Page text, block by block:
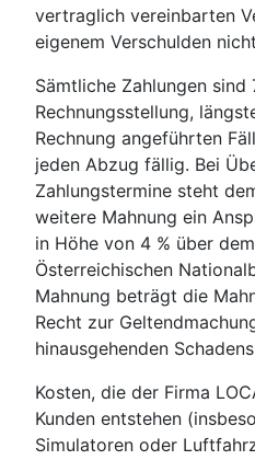
vertraglich vereinbarten
eigenem Verschulden
Sämtliche Zahlungen sind
Rechnungsstellung,
Rechnung angeführten
jeden Abzug fällig. Bei
Zahlungstermine steht
weitere Mahnung ein
in Höhe von 4 % über
Österreichischen
Mahnung beträgt die
Recht zur
hinausgehenden
Kosten, die der Firma
Kunden entstehen
Simulatoren oder